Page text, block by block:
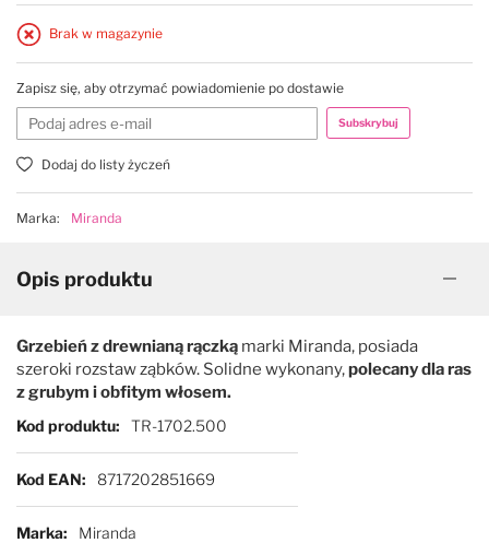
Brak w magazynie
Zapisz się, aby otrzymać powiadomienie po dostawie
Subskrybuj
Dodaj do listy życzeń
Marka: Miranda
Opis produktu
Grzebień z drewnianą rączką marki Miranda, posiada
szeroki rozstaw ząbków. Solidne wykonany,polecany dla ras
z grubym i obfitym włosem.
Więcej informacji
Kod produktu TR-1702.500
Kod EAN 8717202851669
Marka Miranda